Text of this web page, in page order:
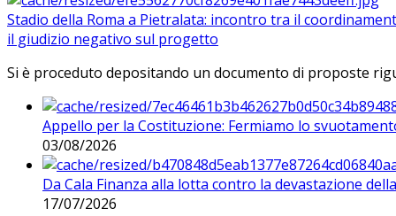
Stadio della Roma a Pietralata: incontro tra il
il giudizio negativo sul progetto
Si è proceduto depositando un documento di proposte
Appello per la Costituzione: Fermiamo lo
03/08/2026
Da Cala Finanza alla lotta contro la devastazione
17/07/2026